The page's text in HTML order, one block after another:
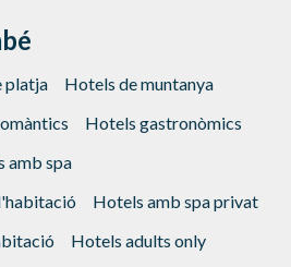
platja
Hotels de muntanya
Hotels gastronòmics
amb spa
Hotels amb spa privat
Hotels adults only